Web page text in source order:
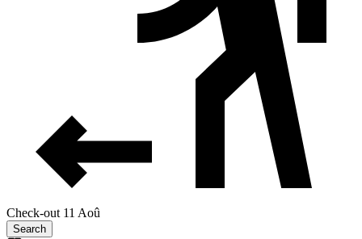
Check-out 11 Aoû
Search